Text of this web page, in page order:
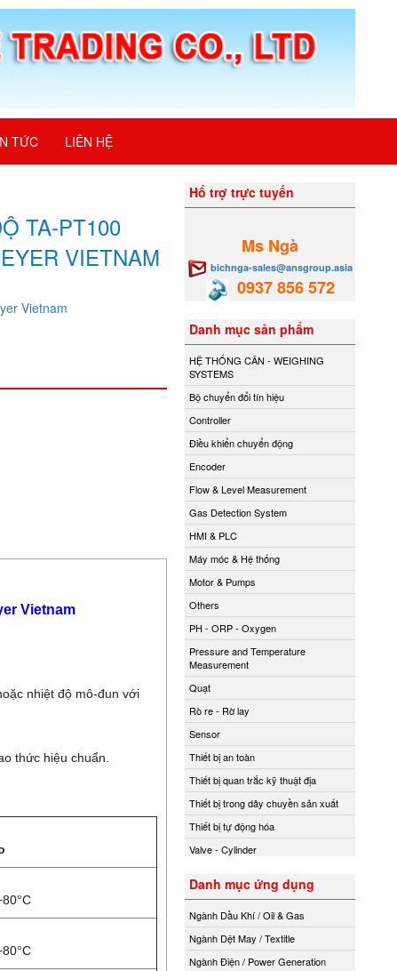
TỨC LIÊN HỆ
TA-PT100
VIETNAM
Vietnam
Vietnam
nhiệt độ mô-đun với
thức hiệu chuẩn.
Hổ trợ trực tuyến
Ms Ngà
bichnga-sales@ansgroup.asia
0937 856 572
Danh mục sản phẩm
HỆ THỐNG CÂN - WEIGHING
SYSTEMS
Bộ chuyển đổi tín hiệu
Controller
Điều khiển chuyển động
Encoder
Flow & Level Measurement
Gas Detection System
HMI & PLC
Máy móc & Hệ thống
Motor & Pumps
Others
PH - ORP - Oxygen
Pressure and Temperature
Measurement
Quạt
Rò re - Rờ lay
Sensor
Thiết bị an toàn
Thiết bị quan trắc kỹ thuật địa
Thiết bị trong dây chuyền sản xuất
Thiết bị tự động hóa
Valve - Cylinder
Danh mục ứng dụng
Ngành Dầu Khí / Oil & Gas
Ngành Dệt May / Textitle
Ngành Điện / Power Generation